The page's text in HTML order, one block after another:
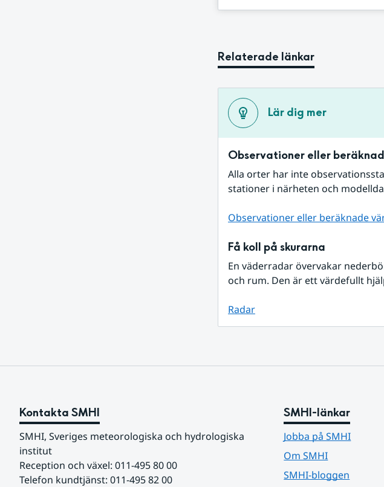
Relaterade länkar
Lär dig mer
Observationer eller
Alla orter har inte
stationer i närheten och
Observationer eller beräknade
Få koll på skurarna
En väderradar övervakar
och rum. Den är ett värdefullt
Radar
Kontakta SMHI
SMHI, Sveriges meteorologiska och hydrologiska
institut
Reception och växel: 011-495 80 00
Telefon kundtjänst: 011-495 82 00
SMHI-länkar
Jobba på SMHI
Om SMHI
SMHI-bloggen